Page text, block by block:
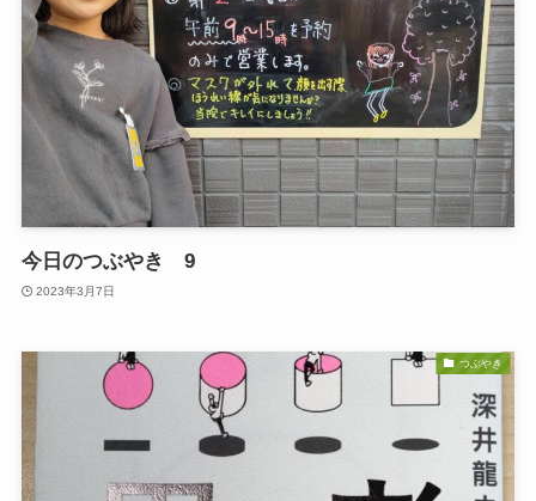
今日のつぶやき 9
2023年3月7日
つぶやき